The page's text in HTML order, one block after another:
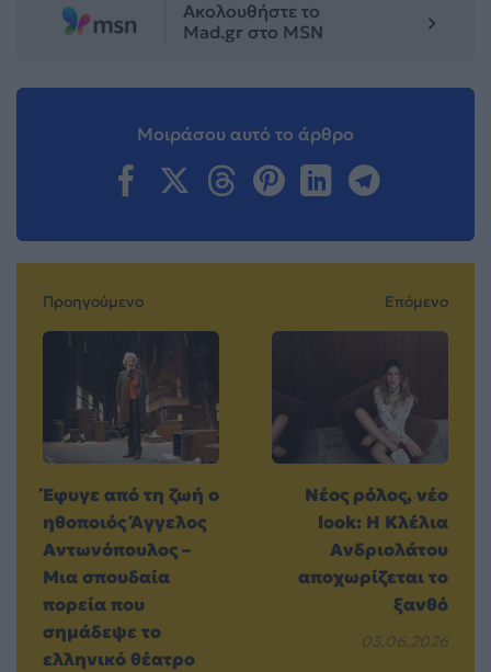
Ακολουθήστε το
Mad.gr στο MSN
Μοιράσου αυτό το άρθρο
Προηγούμενο
Έφυγε από τη ζωή ο
ηθοποιός Άγγελος
Αντωνόπουλος –
Mια σπουδαία
πορεία που
σημάδεψε το
ελληνικό θέατρο
Επόμενο
Νέος ρόλος, νέο
look: Η Κλέλια
Ανδριολάτου
αποχωρίζεται το
ξανθό
03.06.2026